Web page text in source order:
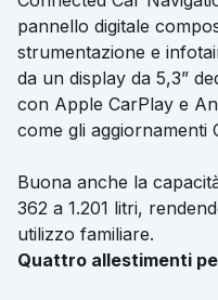
pannello digitale
strumentazione e
da un display da 5,3”
con Apple CarPlay e
come gli aggiornamenti
Buona anche la
362 a 1.201 litri,
utilizzo familiare.
Quattro allestimenti